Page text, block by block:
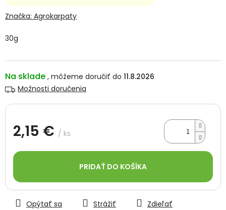
Na sklade
11.8.2026
Možnosti doručenia
2,15 € / ks
cena:
PRIDAŤ DO KOŠÍKA
30g
Opýtať sa Strážiť Zdieľať
produktu
0,0
z
hviezdičiek.
Značka: Agrokarpaty